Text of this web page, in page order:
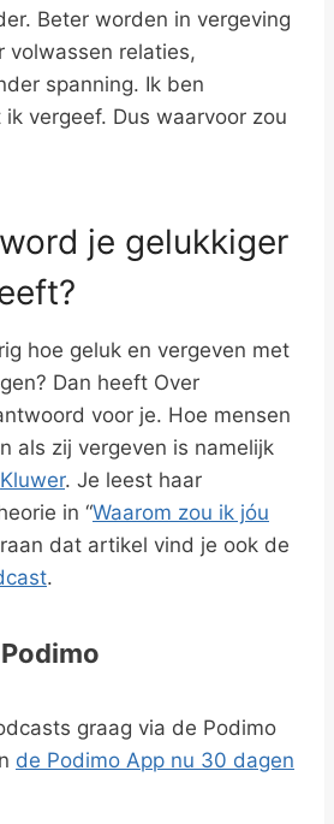
Beter worden in vergeving
volwassen relaties,
spanning. Ik ben
vergeef. Dus waarvoor zou
je gelukkiger
hoe geluk en vergeven met
Dan heeft Over
voor je. Hoe mensen
als zij vergeven is namelijk
Kluwer. Je leest haar
in “Waarom zou ik jóu
dat artikel vind je ook de
.
graag via de Podimo
de Podimo App nu 30 dagen